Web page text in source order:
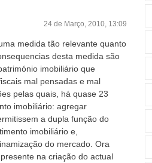
24 de Março, 2010, 13:09
medida tão relevante quanto
desta medida são
imobiliário que
mal pensadas e mal
pelas quais, há quase 23
imobiliário: agregar
a dupla função do
imobiliário e,
do mercado. Ora
na criação do actual